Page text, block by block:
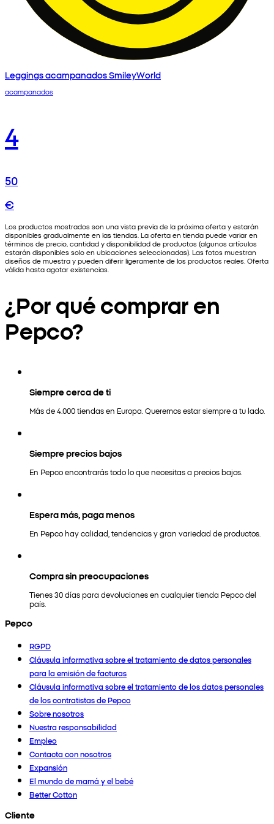
Leggings acampanados SmileyWorld
acampanados
4
50
€
Los productos mostrados son una vista previa de la próxima oferta y estarán
disponibles gradualmente en las tiendas. La oferta en tienda puede variar en
términos de precio, cantidad y disponibilidad de productos (algunos artículos
estarán disponibles solo en ubicaciones seleccionadas). Las fotos muestran
diseños de muestra y pueden diferir ligeramente de los productos reales. Oferta
válida hasta agotar existencias.
¿Por qué comprar en
Pepco?
Siempre cerca de ti
Más de 4.000 tiendas en Europa. Queremos estar siempre a tu lado.
Siempre precios bajos
En Pepco encontrarás todo lo que necesitas a precios bajos.
Espera más, paga menos
En Pepco hay calidad, tendencias y gran variedad de productos.
Compra sin preocupaciones
Tienes 30 días para devoluciones en cualquier tienda Pepco del
país.
Pepco
RGPD
Cláusula informativa sobre el tratamiento de datos personales
para la emisión de facturas
Cláusula informativa sobre el tratamiento de los datos personales
de los contratistas de Pepco
Sobre nosotros
Nuestra responsabilidad
Empleo
Contacta con nosotros
Expansión
El mundo de mamá y el bebé
Better Cotton
Cliente